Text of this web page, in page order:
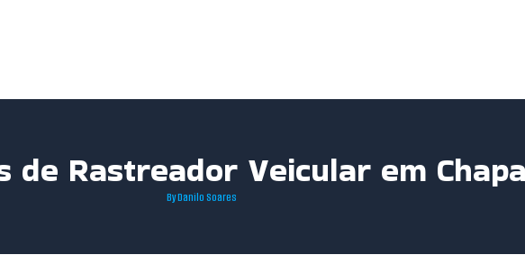
de Rastreador Veicular em
ByDanilo Soares